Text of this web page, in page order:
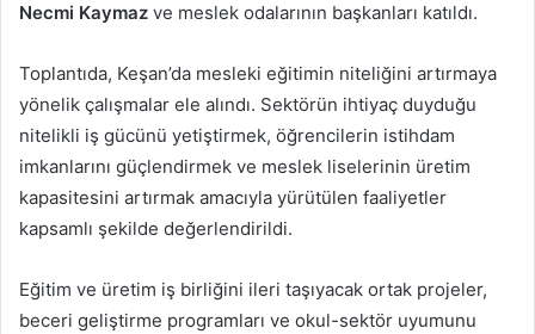
Necmi Kaymaz ve meslek odalarının başkanları katıldı.
Toplantıda, Keşan’da mesleki eğitimin niteliğini artırmaya
yönelik çalışmalar ele alındı. Sektörün ihtiyaç duyduğu
nitelikli iş gücünü yetiştirmek, öğrencilerin istihdam
imkanlarını güçlendirmek ve meslek liselerinin üretim
kapasitesini artırmak amacıyla yürütülen faaliyetler
kapsamlı şekilde değerlendirildi.
Eğitim ve üretim iş birliğini ileri taşıyacak ortak projeler,
beceri geliştirme programları ve okul-sektör uyumunu